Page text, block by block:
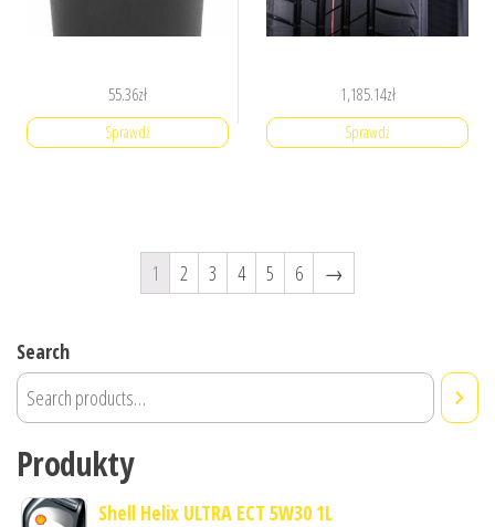
55.36zł
Sprawdź
1,185.14zł
Sprawdź
1 2 3 4 5 6 →
Search
Produkty
Shell Helix ULTRA ECT 5W30 1L